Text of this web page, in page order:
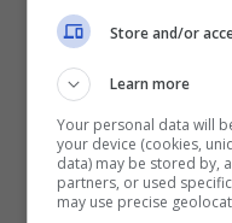
tronchi scelti da
invecchiare di 6-
nelle botteghe
venivano
ci sia un abete di
Store and/or
Learn more
Your personal data will
your device (cookies,
data) may be stored by,
partners, or used
may use precise